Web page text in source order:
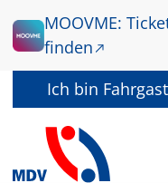
Zum Hauptinhalt
MOOVME:
finden
In welcher Rolle
Ich bin Fahrgast